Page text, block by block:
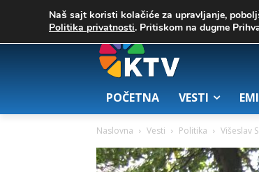
23.7 Zrenjanin 03. август 2026.
POČETNA VESTI
Naslovna Vesti Politika Višeslav
Naš sajt koristi kolačiće za upravljanje,
Politika privatnosti. Pritiskom na dugme